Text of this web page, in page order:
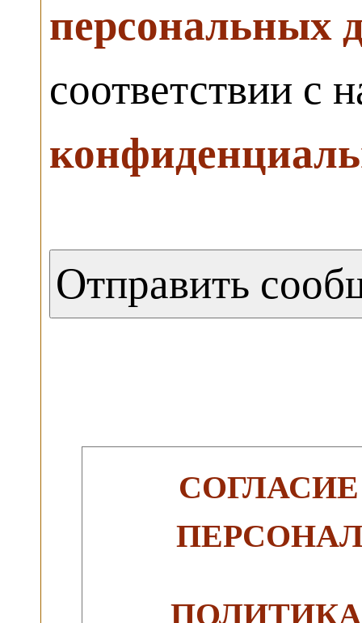
персональных
соответствии с